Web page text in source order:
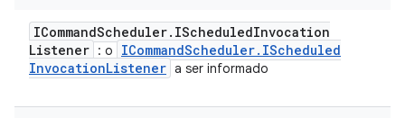
ICommandScheduler. IScheduledInvocation
Listener : o ICommandScheduler. IScheduled
InvocationListener a ser informado